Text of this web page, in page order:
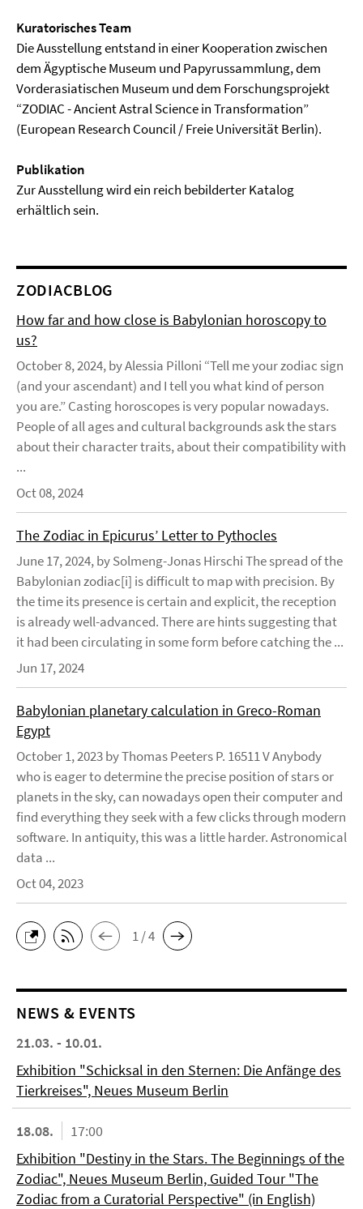
Kuratorisches Team
Die Ausstellung entstand in einer Kooperation zwischen
dem Ägyptische Museum und Papyrussammlung, dem
Vorderasiatischen Museum und dem Forschungsprojekt
“ZODIAC - Ancient Astral Science in Transformation”
(European Research Council / Freie Universität Berlin).
Publikation
Zur Ausstellung wird ein reich bebilderter Katalog
erhältlich sein.
ZODIACBLOG
How far and how close is Babylonian horoscopy to
us?
October 8, 2024, by Alessia Pilloni “Tell me your zodiac sign
(and your ascendant) and I tell you what kind of person
you are.” Casting horoscopes is very popular nowadays.
People of all ages and cultural backgrounds ask the stars
about their character traits, about their compatibility with
...
Oct 08, 2024
The Zodiac in Epicurus’ Letter to Pythocles
June 17, 2024, by Solmeng-Jonas Hirschi The spread of the
Babylonian zodiac[i] is difficult to map with precision. By
the time its presence is certain and explicit, the reception
is already well-advanced. There are hints suggesting that
it had been circulating in some form before catching the ...
Jun 17, 2024
Babylonian planetary calculation in Greco-Roman
Egypt
October 1, 2023 by Thomas Peeters P. 16511 V Anybody
who is eager to determine the precise position of stars or
planets in the sky, can nowadays open their computer and
find everything they seek with a few clicks through modern
software. In antiquity, this was a little harder. Astronomical
data ...
Oct 04, 2023
1 / 4
NEWS & EVENTS
21.03. - 10.01.
Exhibition "Schicksal in den Sternen: Die Anfänge des
Tierkreises", Neues Museum Berlin
18.08.
17:00
Exhibition "Destiny in the Stars. The Beginnings of the
Zodiac", Neues Museum Berlin, Guided Tour "The
Zodiac from a Curatorial Perspective" (in English)